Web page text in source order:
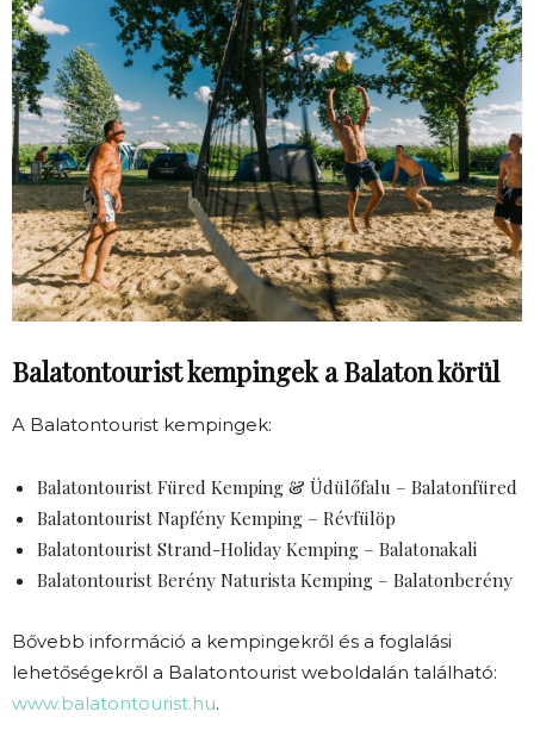
Balatontourist kempingek a Balaton körül
A Balatontourist kempingek:
Balatontourist Füred Kemping & Üdülőfalu – Balatonfüred
Balatontourist Napfény Kemping – Révfülöp
Balatontourist Strand-Holiday Kemping – Balatonakali
Balatontourist Berény Naturista Kemping – Balatonberény
Bővebb információ a kempingekről és a foglalási
lehetőségekről a Balatontourist weboldalán található:
www.balatontourist.hu.